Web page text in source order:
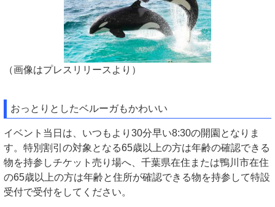
（画像はプレスリリースより）
おっとりとしたベルーガもかわいい
イベント当日は、いつもより30分早い8:30の開園となりま
す。特別割引の対象となる65歳以上の方は年齢の確認できる
物を持参しチケット売り場へ、千葉県在住または鴨川市在住
の65歳以上の方は年齢と住所が確認できる物を持参して特設
受付で受付をしてください。